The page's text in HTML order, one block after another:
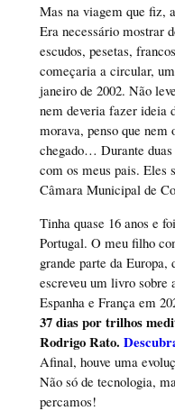
Mas na viagem que fiz,
Era necessário mostrar
escudos, pesetas,
começaria a circular,
janeiro de 2002. Não
nem deveria fazer ideia
morava, penso que nem
chegado… Durante
com os meus pais. Eles
Câmara Municipal de
Tinha quase 16 anos e
Portugal. O meu filho
grande parte da
escreveu um livro sobre
Espanha e França em
37 dias por trilhos
Rodrigo Rato.
Afinal, houve uma
Não só de tecnologia,
percamos!